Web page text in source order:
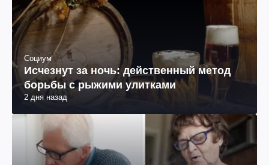
Социум
Исчезнут за ночь: действенный метод
борьбы с рыжими улитками
2 дня назад